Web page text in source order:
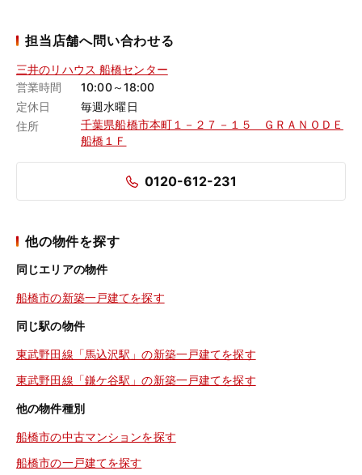
担当店舗へ問い合わせる
三井のリハウス 船橋センター
営業時間
10:00～18:00
定休日
毎週水曜日
住所
千葉県船橋市本町１－２７－１５ ＧＲＡＮＯＤＥ
船橋１Ｆ
0120-612-231
他の物件を探す
同じエリアの物件
船橋市の新築一戸建てを探す
同じ駅の物件
東武野田線「馬込沢駅」の新築一戸建てを探す
東武野田線「鎌ケ谷駅」の新築一戸建てを探す
他の物件種別
船橋市の中古マンションを探す
船橋市の一戸建てを探す